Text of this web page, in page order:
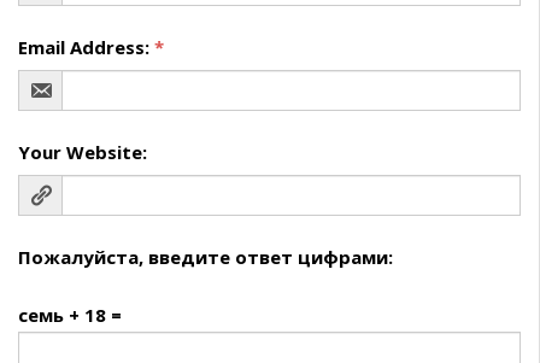
Email Address: *
Your Website:
Пожалуйста, введите ответ цифрами:
семь + 18 =